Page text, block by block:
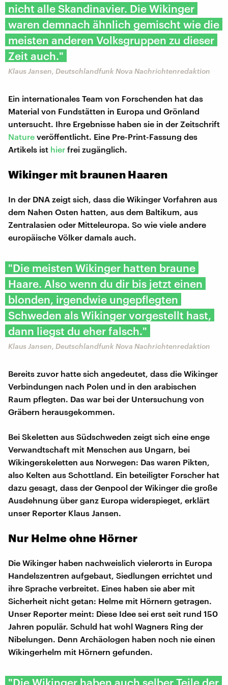
nicht alle Skandinavier. Die Wikinger
waren demnach ähnlich gemischt wie die
meisten anderen Volksgruppen zu dieser
Zeit auch."
Klaus Jansen, Deutschlandfunk Nova Nachrichtenredaktion
Ein internationales Team von Forschenden hat das
Material von Fundstätten in Europa und Grönland
untersucht. Ihre Ergebnisse haben sie in der Zeitschrift
Nature veröffentlicht. Eine Pre-Print-Fassung des
Artikels ist hier frei zugänglich.
Wikinger mit braunen Haaren
In der DNA zeigt sich, dass die Wikinger Vorfahren aus
dem Nahen Osten hatten, aus dem Baltikum, aus
Zentralasien oder Mitteleuropa. So wie viele andere
europäische Völker damals auch.
"Die meisten Wikinger hatten braune
Haare. Also wenn du dir bis jetzt einen
blonden, irgendwie ungepflegten
Schweden als Wikinger vorgestellt hast,
dann liegst du eher falsch."
Klaus Jansen, Deutschlandfunk Nova Nachrichtenredaktion
Bereits zuvor hatte sich angedeutet, dass die Wikinger
Verbindungen nach Polen und in den arabischen
Raum pflegten. Das war bei der Untersuchung von
Gräbern herausgekommen.
Bei Skeletten aus Südschweden zeigt sich eine enge
Verwandtschaft mit Menschen aus Ungarn, bei
Wikingerskeletten aus Norwegen: Das waren Pikten,
also Kelten aus Schottland. Ein beteiligter Forscher hat
dazu gesagt, dass der Genpool der Wikinger die große
Ausdehnung über ganz Europa widerspieget, erklärt
unser Reporter Klaus Jansen.
Nur Helme ohne Hörner
Die Wikinger haben nachweislich vielerorts in Europa
Handelszentren aufgebaut, Siedlungen errichtet und
ihre Sprache verbreitet. Eines haben sie aber mit
Sicherheit nicht getan: Helme mit Hörnern getragen.
Unser Reporter meint: Diese Idee sei erst seit rund 150
Jahren populär. Schuld hat wohl Wagners Ring der
Nibelungen. Denn Archäologen haben noch nie einen
Wikingerhelm mit Hörnern gefunden.
"Die Wikinger haben auch selber Teile der